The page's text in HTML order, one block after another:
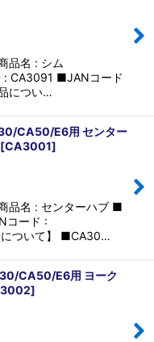
品名 : シム
CA3091 ■JANコード
につい…
CA50/E6用 センター
[CA3001]
品名 : センターハブ ■
コード :
ついて】 ■CA30…
CA50/E6用 ヨーク
]